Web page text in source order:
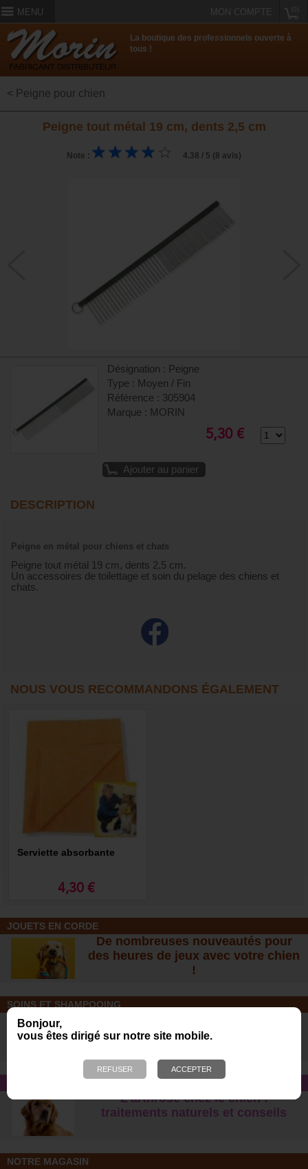
Bonjour,
vous êtes dirigé sur notre site mobile.
MENU MON COMPTE
La boutique des professionnels ouverte à
tous !
< Peigne pour chien
Peigne tout métal 19 cm, dents 2,5 cm
Note : 4.38 / 5 (8 avis)
Désignation : Peigne
Type : Moyen / Fin
Référence : 305904
Marque : MORIN
5,30 €
Ajouter au panier
DESCRIPTION
Peigne en métal pour chiens et chats
Peigne tout métal 19 cm, dents 2,5 cm.
Un accessoires de toilettage et soin du pelage des chiens et
chats.
NOUS VOUS RECOMMANDONS ÉGALEMENT
Serviette absorbante
4,30 €
JOUETS EN CORDE
De nombreuses nouveautés pour
des heures de jeux avec votre chien
!
SOINS ET SHAMPOOING
votre chien !
L’arthrose chez le chien :
traitements naturels et conseil s
NOTRE MAGASIN